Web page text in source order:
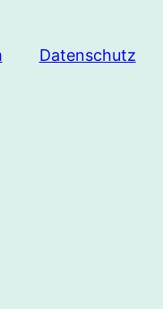
Datenschutz